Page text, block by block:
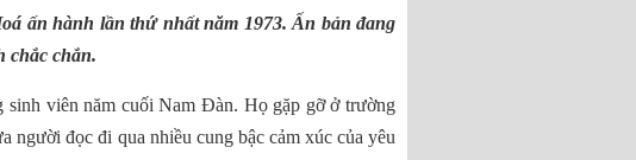
ấn hành lần thứ nhất năm 1973. Ấn bản đang
chắc chắn.
viên năm cuối Nam Đàn. Họ gặp gỡ ở trường
người đọc đi qua nhiều cung bậc cảm xúc của yêu